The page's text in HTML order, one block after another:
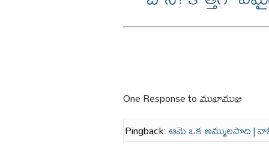
One Response toముఖాముఖి
Pingback: ఆమె ఒక అమ్ములపొది |